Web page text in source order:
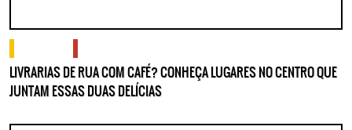
LIVRARIAS DE RUA COM CAFÉ? CONHEÇA LUGARES NO CENTRO QUE
JUNTAM ESSAS DUAS DELÍCIAS